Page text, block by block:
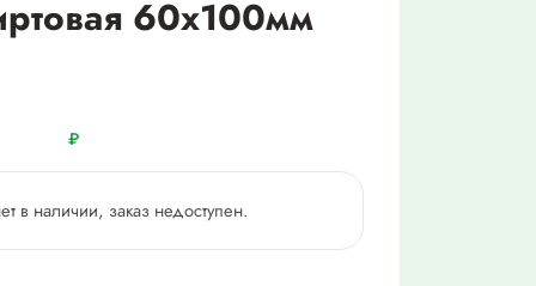
60х100мм
₽
в наличии, заказ недоступен.